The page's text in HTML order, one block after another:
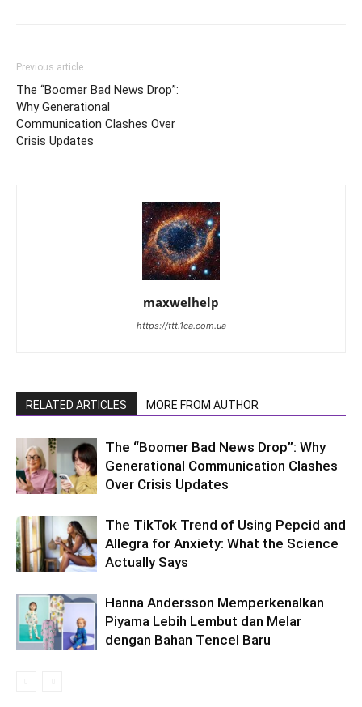
Previous article
The “Boomer Bad News Drop”:
Why Generational
Communication Clashes Over
Crisis Updates
maxwelhelp
https://ttt.1ca.com.ua
RELATED ARTICLES MORE FROM AUTHOR
The “Boomer Bad News Drop”: Why
Generational Communication Clashes
Over Crisis Updates
The TikTok Trend of Using Pepcid and
Allegra for Anxiety: What the Science
Actually Says
Hanna Andersson Memperkenalkan
Piyama Lebih Lembut dan Melar
dengan Bahan Tencel Baru